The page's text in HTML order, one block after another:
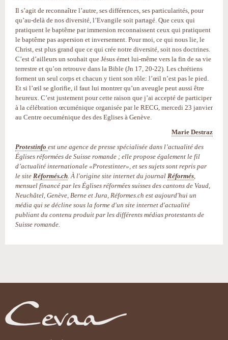
Il s’agit de reconnaître l’autre, ses différences, ses particularités, pour
qu’au-delà de nos diversité, l’Evangile soit partagé. Que ceux qui
pratiquent le baptême par immersion reconnaissent ceux qui pratiquent
le baptême pas aspersion et inversement. Pour moi, ce qui nous lie, le
Christ, est plus grand que ce qui crée notre diversité, soit nos doctrines.
C’est d’ailleurs un souhait que Jésus émet lui-même vers la fin de sa vie
terrestre et qu’on retrouve dans la Bible (Jn 17, 20-22). Les chrétiens
forment un seul corps et chacun y tient son rôle: l’œil n’est pas le pied.
Et si l’œil se glorifie, il faut lui montrer qu’un aveugle peut aussi être
heureux. C’est justement pour cette raison que j’ai accepté de participer
à la célébration œcuménique organisée par le RECG, mercedi 23 janvier
au Centre oecuménique des des Eglises à Genève.
Marie Destraz
Protestinfo est une agence de presse spécialisée dans l’actualité des
Églises réformées de Suisse romande ; elle propose également le fil
d’actualité internationale «Protestinter», et ses sujets sont repris par
le site Réformés.ch . À l'origine site internet du journal Réformés
mensuel financé par les Églises réformées suisses des cantons de Vaud,
Neuchâtel, Genève, Berne et Jura, Réformes.ch est aujourd'hui un
média qui se décline sous la forme d'un site internet d'actualité
publiant du contenu produit par les différents médias protestants de
Suisse romande.
document